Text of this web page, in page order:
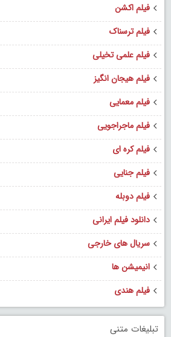
فیلم اکشن
فیلم ترسناک
فیلم علمی تخیلی
فیلم هیجان انگیز
فیلم معمایی
فیلم ماجراجویی
فیلم کره ای
فیلم جنایی
فیلم دوبله
دانلود فیلم ایرانی
سریال های خارجی
انیمیشن ها
فیلم هندی
تبلیغات متنی